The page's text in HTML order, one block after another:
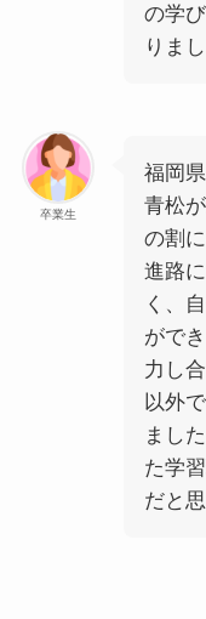
の学
りまし
卒業生
福岡
青松
の割
進路
く、
がで
力し
以外
まし
た学
だと